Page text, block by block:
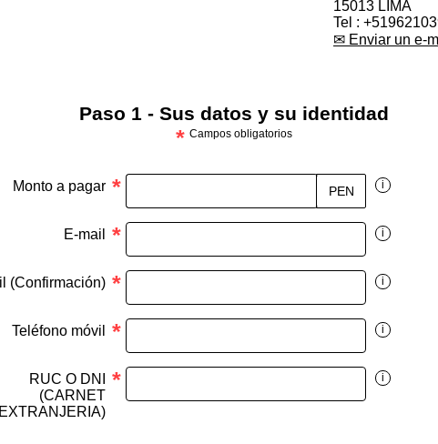
15013 LIMA
Tel :
✉ Enviar un e-
Paso 1 - Sus datos y su identidad
* Campos obligatorios
Monto a pagar * PEN i
E-mail * i
(Confirmación) * i
Teléfono móvil * i
RUC O DNI
(CARNET
EXTRANJERIA)
* i